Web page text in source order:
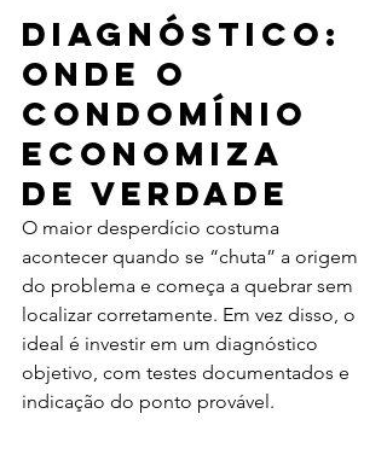
Diagnóstico:
onde o
condomínio
economiza
de verdade
O maior desperdício costuma
acontecer quando se “chuta” a origem
do problema e começa a quebrar sem
localizar corretamente. Em vez disso, o
ideal é investir em um diagnóstico
objetivo, com testes documentados e
indicação do ponto provável.